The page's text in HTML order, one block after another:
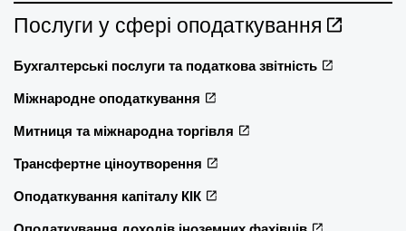
Послуги у сфері оподаткування
Бухгалтерські послуги та податкова звітність
Міжнародне оподаткування
Митниця та міжнародна торгівля
Трансфертне ціноутворення
Оподаткування капіталу КІК